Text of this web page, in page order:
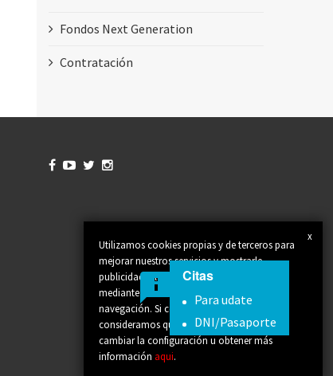
Citas
Para udate
DNI/Pasaporte
Fondos Next Generation
Contratación
x
Utilizamos cookies propias y de terceros para
mejorar nuestros servicios y mostrarle
publicidad relacionada con sus preferencias
mediante el análisis de sus hábitos de
navegación. Si continúa navegando,
consideramos que acepta su uso. Puede
cambiar la configuración u obtener más
información aqui.
   